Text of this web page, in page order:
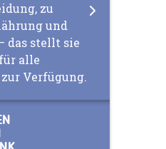
zu
und
das stellt sie
alle
Verfügung.